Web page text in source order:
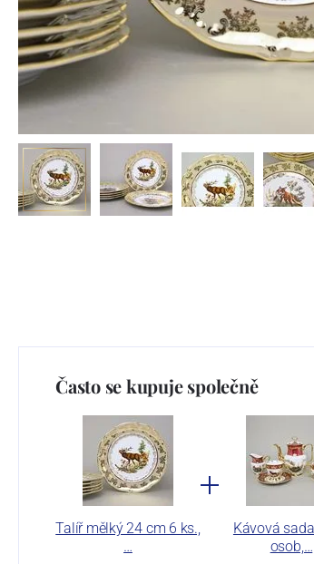
Často se kupuje společně
Talíř mělký 24 cm 6 ks.,
…
Kávová
osob,…